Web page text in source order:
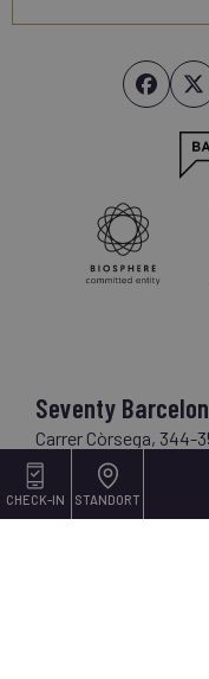
CHECK-IN STANDORT
Seventy
Carrer Còrsega, 344-
08037 Barcelona,
Telefon: +34 930 121
E-mail: